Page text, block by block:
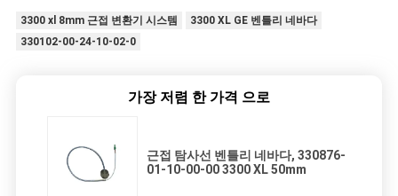
3300 xl 8mm 근접 변환기 시스템
3300 XL GE 벤틀리 네바다
330102-00-24-10-02-0
가장 저렴 한 가격 으로
근접 탐사선 벤틀리 네바다, 330876-
01-10-00-00 3300 XL 50mm